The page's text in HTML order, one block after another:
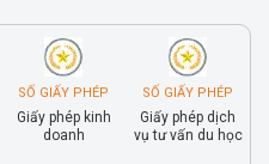
SỐ GIẤY PHÉP
Giấy phép kinh
doanh
SỐ GIẤY PHÉP
Giấy phép dịch
vụ tư vấn du học